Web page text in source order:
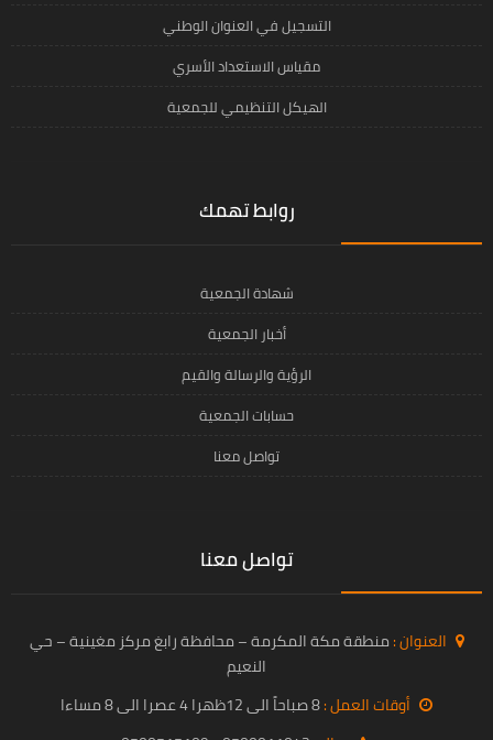
التسجيل في العنوان الوطني
مقياس الاستعداد الأسري
الهيكل التنظيمي للجمعية
روابط تهمك
شهادة الجمعية
أخبار الجمعية
الرؤية والرسالة والقيم
حسابات الجمعية
تواصل معنا
تواصل معنا
العنوان :منطقة مكة المكرمة – محافظة رابغ مركز مغينية – حي
النعيم
أوقات العمل :8 صباحاً الى 12ظهرا 4 عصرا الى 8 مساءا